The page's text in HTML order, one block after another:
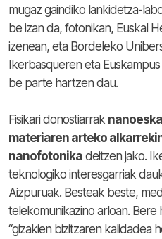
mugaz gaindiko lankidetza-
be izan da, fotonikan, Euskal
izenean, eta Bordeleko
Ikerbasqueren eta
be parte hartzen dau.
Fisikari donostiarrak
materiaren arteko
nanofotonika deitzen jako.
teknologiko interesgarriak
Aizpuruak. Besteak beste,
telekomunikazino arloan.
“gizakien bizitzaren kalidadea